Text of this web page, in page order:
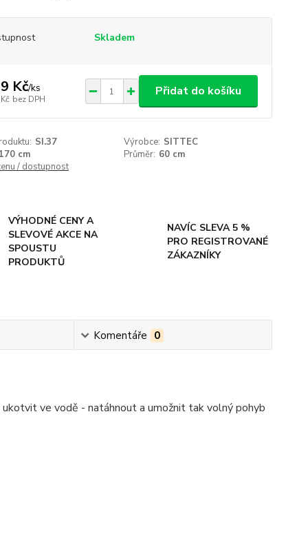
Skladem
Kč/ks
bez DPH
Přidat do košíku
SI.37 Výrobce: SITTEC
cm
Průměr: 60 cm
/ dostupnost
VÝHODNÉ CENY A
SLEVOVÉ AKCE NA
SPOUSTU
PRODUKTŮ
NAVÍC SLEVA 5 %
PRO REGISTROVANÉ
ZÁKAZNÍKY
Komentáře 0
ve vodě - natáhnout a umožnit tak volný pohyb